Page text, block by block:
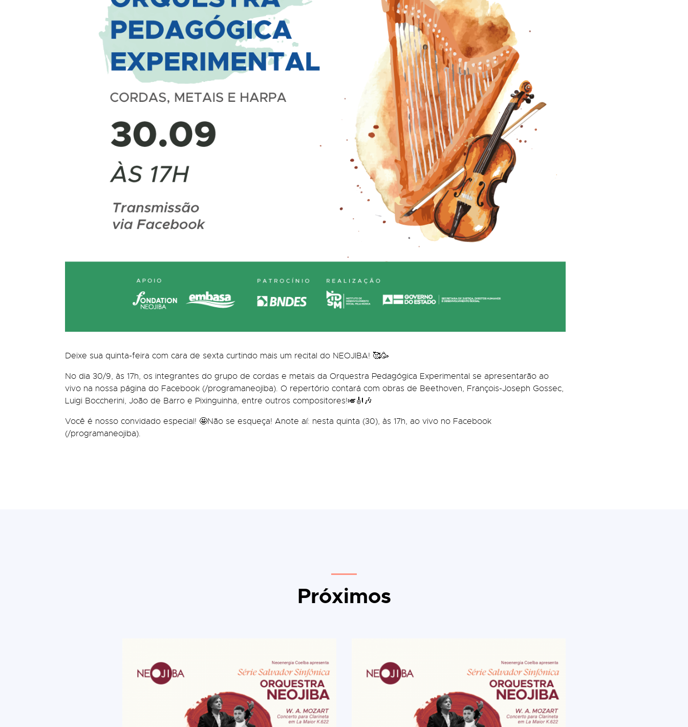
Deixe sua quinta-feira com cara de sexta curtindo mais um recital do NEOJIBA! 🥰🥳
No dia 30/9, às 17h, os integrantes do grupo de cordas e metais da Orquestra Pedagógica Experimental se apresentarão ao
vivo na nossa página do Facebook (/programaneojiba). O repertório contará com obras de Beethoven, François-Joseph Gossec,
Luigi Boccherini, João de Barro e Pixinguinha, entre outros compositores!🎺🎻🎶
Você é nosso convidado especial! 🤩Não se esqueça! Anote aí: nesta quinta (30), às 17h, ao vivo no Facebook
(/programaneojiba).
Próximos